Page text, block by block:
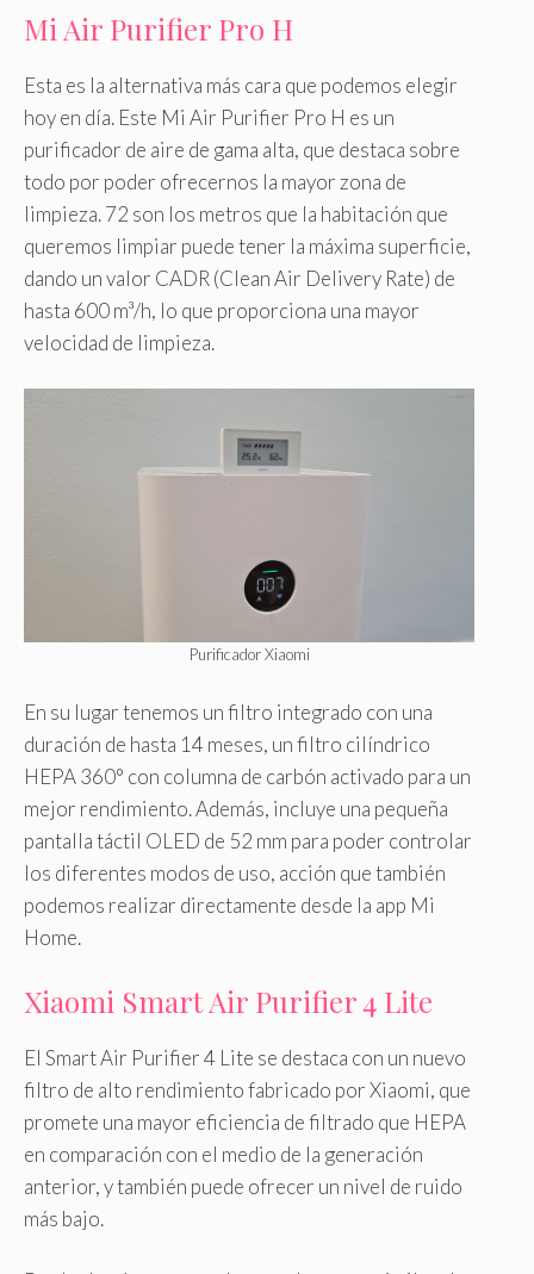
Mi Air Purifier Pro H
Esta es la alternativa más cara que podemos elegir
hoy en día. Este Mi Air Purifier Pro H es un
purificador de aire de gama alta, que destaca sobre
todo por poder ofrecernos la mayor zona de
limpieza. 72 son los metros que la habitación que
queremos limpiar puede tener la máxima superficie,
dando un valor CADR (Clean Air Delivery Rate) de
hasta 600 m³/h, lo que proporciona una mayor
velocidad de limpieza.
Purificador Xiaomi
En su lugar tenemos un filtro integrado con una
duración de hasta 14 meses, un filtro cilíndrico
HEPA 360° con columna de carbón activado para un
mejor rendimiento. Además, incluye una pequeña
pantalla táctil OLED de 52 mm para poder controlar
los diferentes modos de uso, acción que también
podemos realizar directamente desde la app Mi
Home.
Xiaomi Smart Air Purifier 4 Lite
El Smart Air Purifier 4 Lite se destaca con un nuevo
filtro de alto rendimiento fabricado por Xiaomi, que
promete una mayor eficiencia de filtrado que HEPA
en comparación con el medio de la generación
anterior, y también puede ofrecer un nivel de ruido
más bajo.